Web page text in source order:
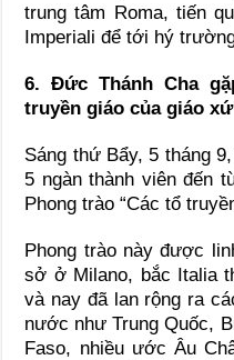
trung tâm Roma, tiến
Imperiali để tới hý
6. Đức Thánh Cha
truyền giáo của giáo
Sáng thứ Bẩy, 5 tháng
5 ngàn thành viên đến
Phong trào “Các tổ
Phong trào này được
sở ở Milano, bắc Italia
và nay đã lan rộng ra
nước như Trung Quốc,
Faso, nhiều ước Âu